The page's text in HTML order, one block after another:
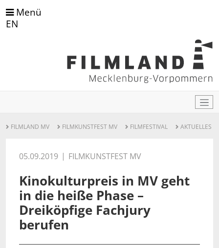
Menü
EN
FILMLAND MV FILMKUNSTFEST MV FILMFESTIVAL AKTUELLES
05.09.2019 FILMKUNSTFEST MV
Kinokulturpreis in MV geht
in die heiße Phase –
Dreiköpfige Fachjury
berufen